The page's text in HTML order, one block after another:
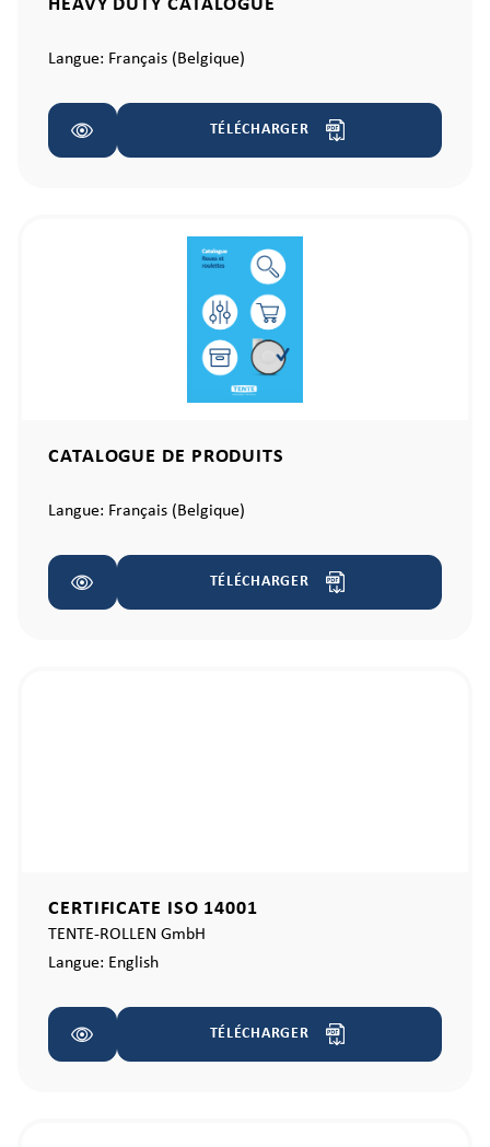
HEAVY DUTY CATALOGUE
Langue: Français (Belgique)
TÉLÉCHARGER
CATALOGUE DE PRODUITS
Langue: Français (Belgique)
TÉLÉCHARGER
CERTIFICATE ISO 14001
TENTE-ROLLEN GmbH
Langue: English
TÉLÉCHARGER